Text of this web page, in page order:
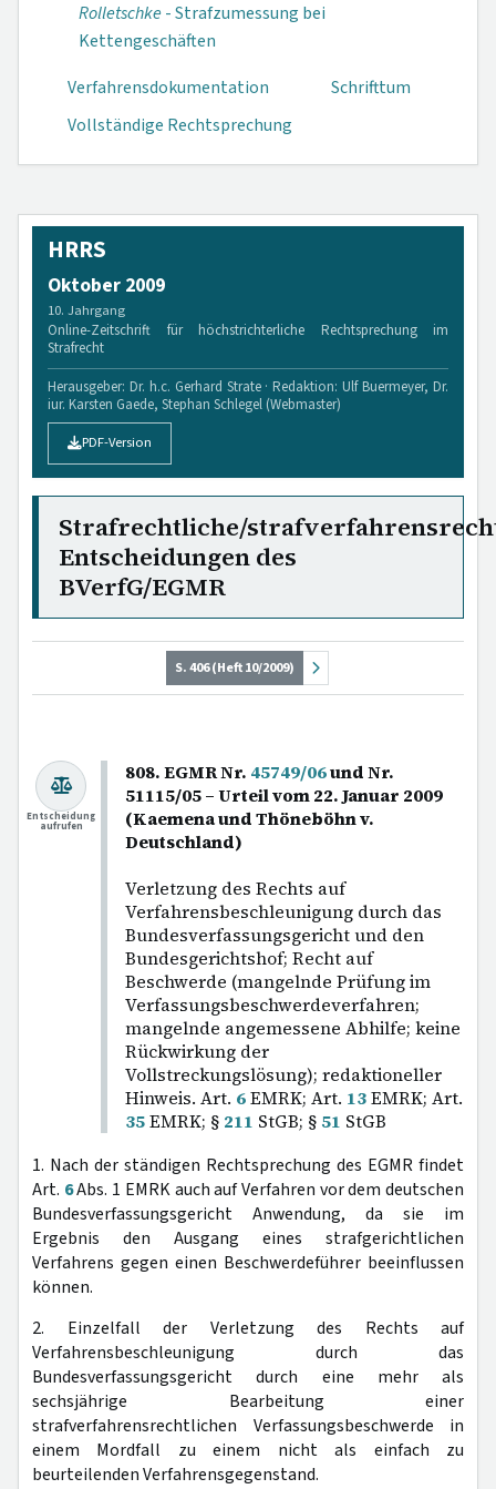
Rolletschke- Strafzumessung bei
Kettengeschäften
Verfahrensdokumen­tation
Schrifttum
Vollständige Rechtsprechung
HRRS
Oktober 2009
10. Jahrgang
Online-Zeitschrift für höchstrichterliche Rechtsprechung im
Strafrecht
Herausgeber: Dr. h.c. Gerhard Strate · Redaktion: Ulf Buermeyer, Dr.
iur. Karsten Gaede, Stephan Schlegel (Webmaster)
PDF-Version
Strafrechtliche/
Entscheidungen des
BVerfG/EGMR
S. 406 (Heft 10/2009)
808. EGMR Nr. 45749/06und Nr.
51115/05 – Urteil vom 22. Januar 2009
(Kaemena und Thöneböhn v.
Deutschland)
Verletzung des Rechts auf
Verfahrensbeschleunigung durch das
Bundesverfassungsgericht und den
Bundesgerichtshof; Recht auf
Beschwerde (mangelnde Prüfung im
Verfassungsbeschwerdeverfahren;
mangelnde angemessene Abhilfe; keine
Rückwirkung der
Vollstreckungslösung); redaktioneller
Hinweis. Art. 6EMRK; Art. 13EMRK; Art.
35EMRK; § 211 StGB; § 51 StGB
Entscheidung
aufrufen
1. Nach der ständigen Rechtsprechung des EGMR findet
Art. 6Abs. 1 EMRK auch auf Verfahren vor dem deutschen
Bundesverfassungsgericht Anwendung, da sie im
Ergebnis den Ausgang eines strafgerichtlichen
Verfahrens gegen einen Beschwerdeführer beeinflussen
können.
2. Einzelfall der Verletzung des Rechts auf
Verfahrensbeschleunigung durch das
Bundesverfassungsgericht durch eine mehr als
sechsjährige Bearbeitung einer
strafverfahrensrechtlichen Verfassungsbeschwerde in
einem Mordfall zu einem nicht als einfach zu
beurteilenden Verfahrensgegenstand.